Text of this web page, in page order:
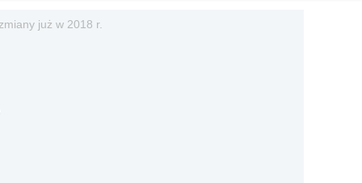
już w 2018 r.